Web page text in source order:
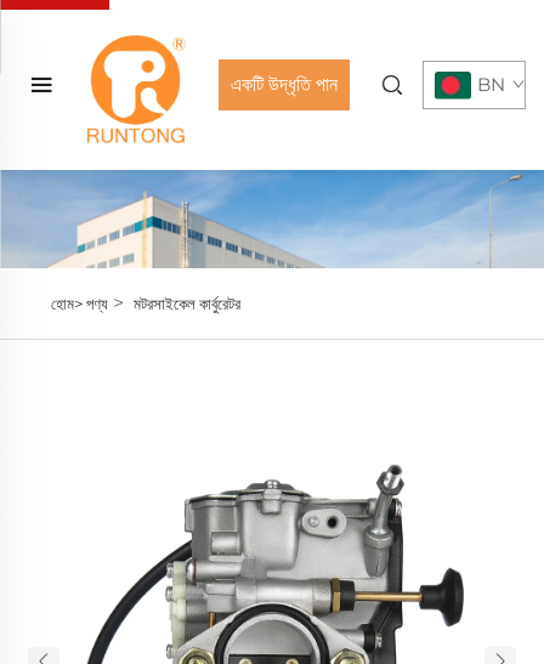
একটি উদ্ধৃতি পান BN
হোম>পণ্য> মটরসাইকেল কার্বুরেটর